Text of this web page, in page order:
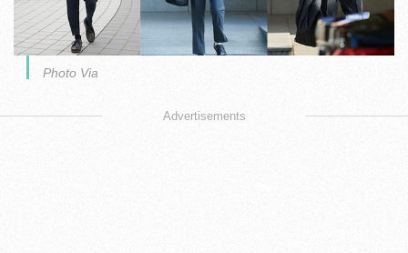
Photo Via
Advertisements